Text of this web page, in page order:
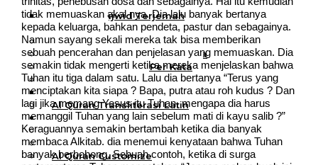
Bukhara A5
Al Quran Tajwid Terjemah
Bukhara B5
Al Quran Spesial Wanita
Al Quran Spesial Wanita Azalia
Al Quran Terjemah Per Kata
Al Quran Tilawah
Mushaf Tilawah Quba
Al Quran Transliterasi Latin
Kemitraan
Rumah Syaamil
Wholesale & Retail
Al Quran Customize
tidak memuaskan akal nya. Dia lalu banyak bertanya
kepada keluarga, bahkan pendeta, pastur dan sebagainya.
Namun sayang sekali mereka tak bisa memberikan
sebuah pencerahan dan penjelasan yang memuaskan. Dia
semakin tidak mengerti ketika mereka menjelaskan bahwa
Tuhan itu tiga dalam satu. Lalu dia bertanya “Terus yang
menciptakan kita siapa ? Bapa, putra atau roh kudus ? Dan
lagi jika memang Yesus itu Tuhan, mengapa dia harus
memanggil Tuhan yang lain sebelum mati di kayu salib ?”
Keraguannya semakin bertambah ketika dia banyak
membaca Alkitab. dia menemui kenyataan bahwa Tuhan
banyak berbohong. Sebuah contoh, ketika di surga